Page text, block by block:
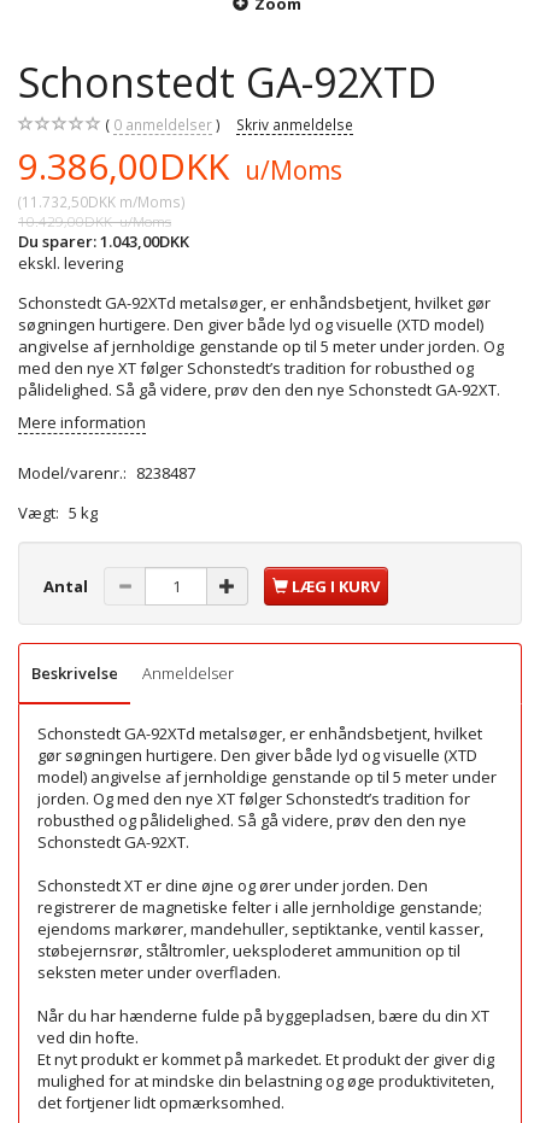
Schonstedt GA-92XTD
0 anmeldelser Skriv anmeldelse
9.386,00DKK u/Moms
(11.732,50DKK m/Moms)
10.429,00DKKu/Moms
Du sparer:1.043,00DKK
ekskl. levering
Schonstedt GA-92XTd metalsøger, er enhåndsbetjent, hvilket gør
søgningen hurtigere. Den giver både lyd og visuelle (XTD model)
angivelse af jernholdige genstande op til 5 meter under jorden. Og
med den nye XT følger Schonstedt’s tradition for robusthed og
pålidelighed. Så gå videre, prøv den den nye Schonstedt GA-92XT.
Mere information
Model/varenr.: 8238487
Vægt: 5 kg
Antal LÆG I KURV
Beskrivelse Anmeldelser
Schonstedt GA-92XTd metalsøger, er enhåndsbetjent, hvilket
gør søgningen hurtigere. Den giver både lyd og visuelle (XTD
model) angivelse af jernholdige genstande op til 5 meter under
jorden. Og med den nye XT følger Schonstedt’s tradition for
robusthed og pålidelighed. Så gå videre, prøv den den nye
Schonstedt GA-92XT.
Schonstedt XT er dine øjne og ører under jorden. Den
registrerer de magnetiske felter i alle jernholdige genstande;
ejendoms markører, mandehuller, septiktanke, ventil kasser,
støbejernsrør, ståltromler, ueksploderet ammunition op til
seksten meter under overfladen.
Når du har hænderne fulde på byggepladsen, bære du din XT
ved din hofte.
Et nyt produkt er kommet på markedet. Et produkt der giver dig
mulighed for at mindske din belastning og øge produktiviteten,
det fortjener lidt opmærksomhed.